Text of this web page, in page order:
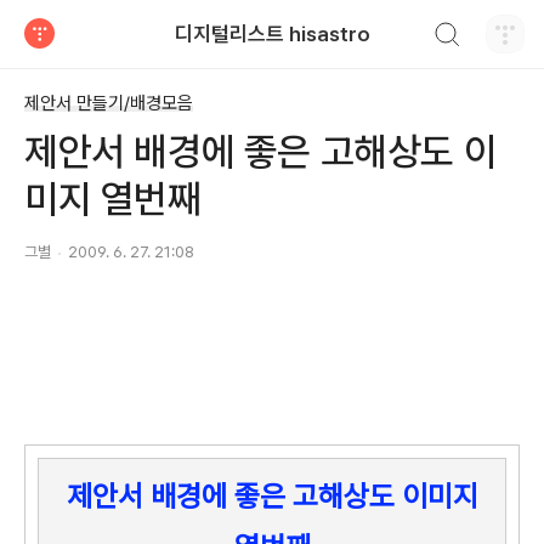
디지털리스트 hisastro
제안서 만들기/배경모음
제안서 배경에 좋은 고해상도 이
미지 열번째
그별 2009. 6. 27. 21:08
제안서 배경에 좋은 고해상도 이미지